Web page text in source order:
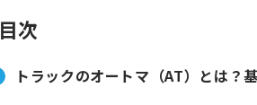
目次
トラックのオートマ（AT）とは？